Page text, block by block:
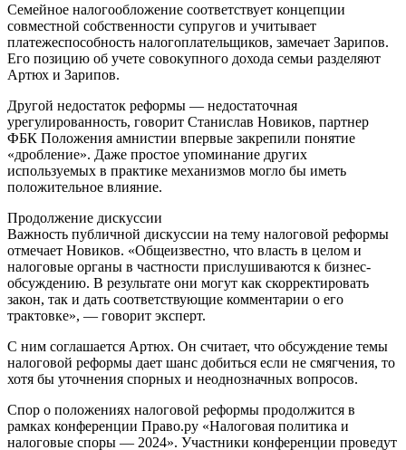
Семейное налогообложение соответствует концепции
совместной собственности супругов и учитывает
платежеспособность налогоплательщиков, замечает Зарипов.
Его позицию об учете совокупного дохода семьи разделяют
Артюх и Зарипов.
Другой недостаток реформы — недостаточная
урегулированность, говорит Станислав Новиков, партнер
ФБК Положения амнистии впервые закрепили понятие
«дробление». Даже простое упоминание других
используемых в практике механизмов могло бы иметь
положительное влияние.
Продолжение дискуссии
Важность публичной дискуссии на тему налоговой реформы
отмечает Новиков. «Общеизвестно, что власть в целом и
налоговые органы в частности прислушиваются к бизнес-
обсуждению. В результате они могут как скорректировать
закон, так и дать соответствующие комментарии о его
трактовке», — говорит эксперт.
С ним соглашается Артюх. Он считает, что обсуждение темы
налоговой реформы дает шанс добиться если не смягчения, то
хотя бы уточнения спорных и неоднозначных вопросов.
Спор о положениях налоговой реформы продолжится в
рамках конференции Право.ру «Налоговая политика и
налоговые споры — 2024». Участники конференции проведут